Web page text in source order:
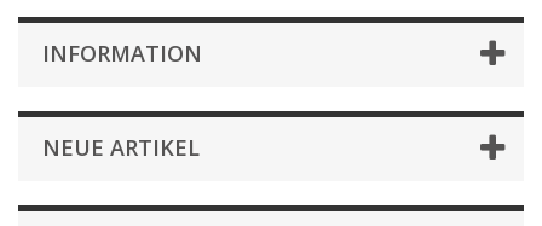
INFORMATION
NEUE ARTIKEL